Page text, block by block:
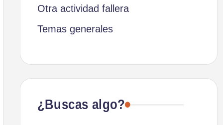
Otra actividad fallera
Temas generales
¿Buscas algo?